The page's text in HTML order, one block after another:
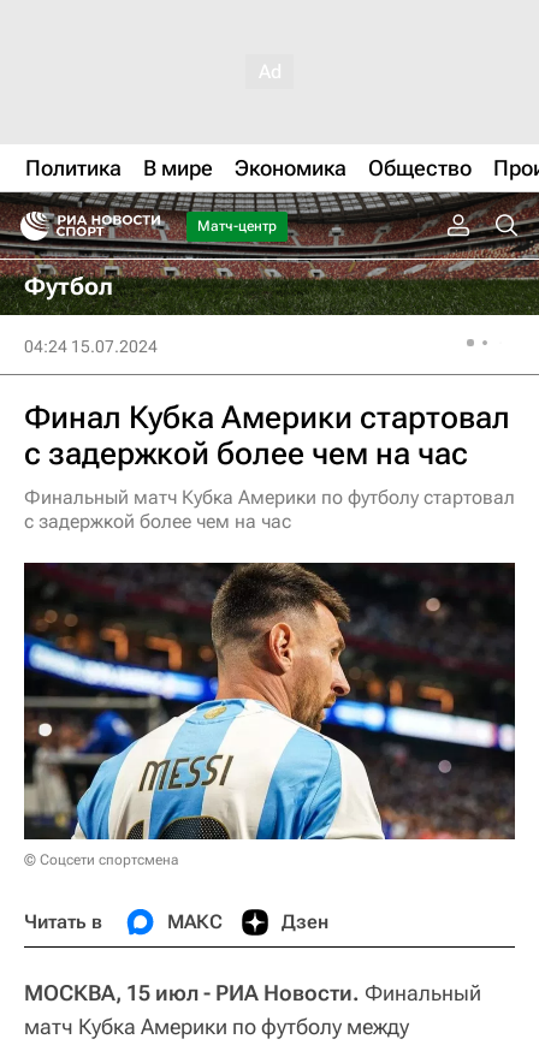
Политика В мире Экономика Общество
Матч-центр
Футбол
04:24 15.07.2024
Финал Кубка Америки стартовал
с задержкой более чем на час
Финальный матч Кубка Америки по футболу стартовал
с задержкой более чем на час
© Соцсети спортсмена
Читать в МАКС Дзен
МОСКВА, 15 июл - РИА Новости. Финальный
матч Кубка Америки по футболу между